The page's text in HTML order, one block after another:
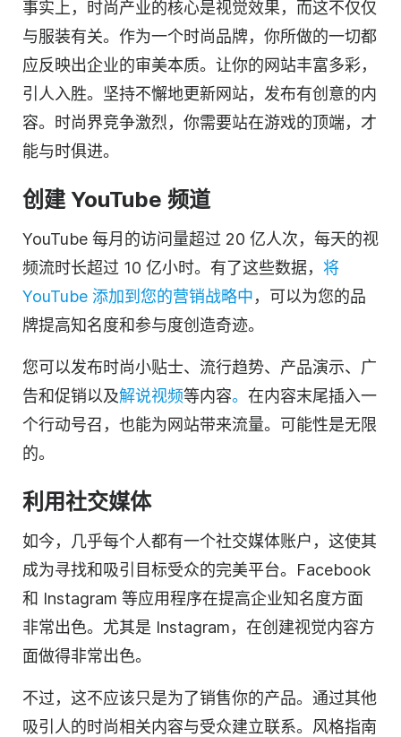
事实上，时尚产业的核心是视觉效果，而这不仅仅
与服装有关。作为一个时尚品牌，你所做的一切都
应反映出企业的审美本质。让你的网站丰富多彩，
引人入胜。坚持不懈地更新网站，发布有创意的内
容。时尚界竞争激烈，你需要站在游戏的顶端，才
能与时俱进。
创建 YouTube 频道
YouTube 每月的访问量超过 20 亿人次，每天的视
频流时长超过 10 亿小时。有了这些数据， 将
YouTube 添加到您的营销战略中，可以为您的品
牌提高知名度和参与度创造奇迹。
您可以发布时尚小贴士、流行趋势、产品演示、广
告和促销以及解说视频等内容。 在内容末尾插入一
个行动号召，也能为网站带来流量。可能性是无限
的。
利用社交媒体
如今，几乎每个人都有一个社交媒体账户，这使其
成为寻找和吸引目标受众的完美平台。Facebook
和 Instagram 等应用程序在提高企业知名度方面
非常出色。尤其是 Instagram，在创建视觉内容方
面做得非常出色。
不过，这不应该只是为了销售你的产品。通过其他
吸引 人的时尚相关内容与受众建立联系。风格指南